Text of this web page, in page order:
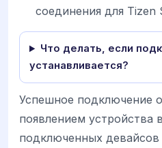
соединения для Tizen
Что делать, если
устанавливается?
Успешное подключение
появлением устройства
подключенных девайсов